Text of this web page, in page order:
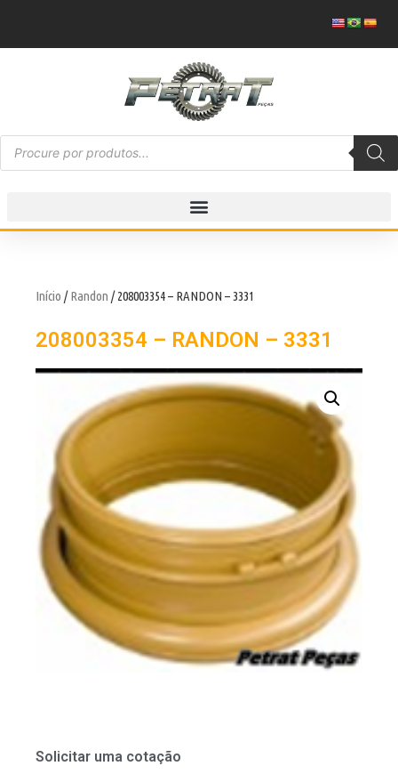
Início /Randon / 208003354 – RANDON – 3331
208003354 – RANDON – 3331
Solicitar uma cotação